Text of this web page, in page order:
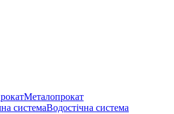
Металопрокат
Водостічна система